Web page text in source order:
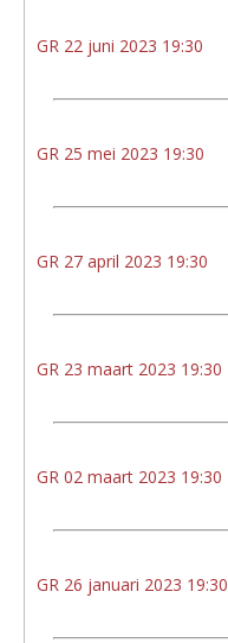
GR 22 juni 2023 19:30
GR 25 mei 2023 19:30
GR 27 april 2023 19:30
GR 23 maart 2023 19:30
GR 02 maart 2023 19:30
GR 26 januari 2023 19:30